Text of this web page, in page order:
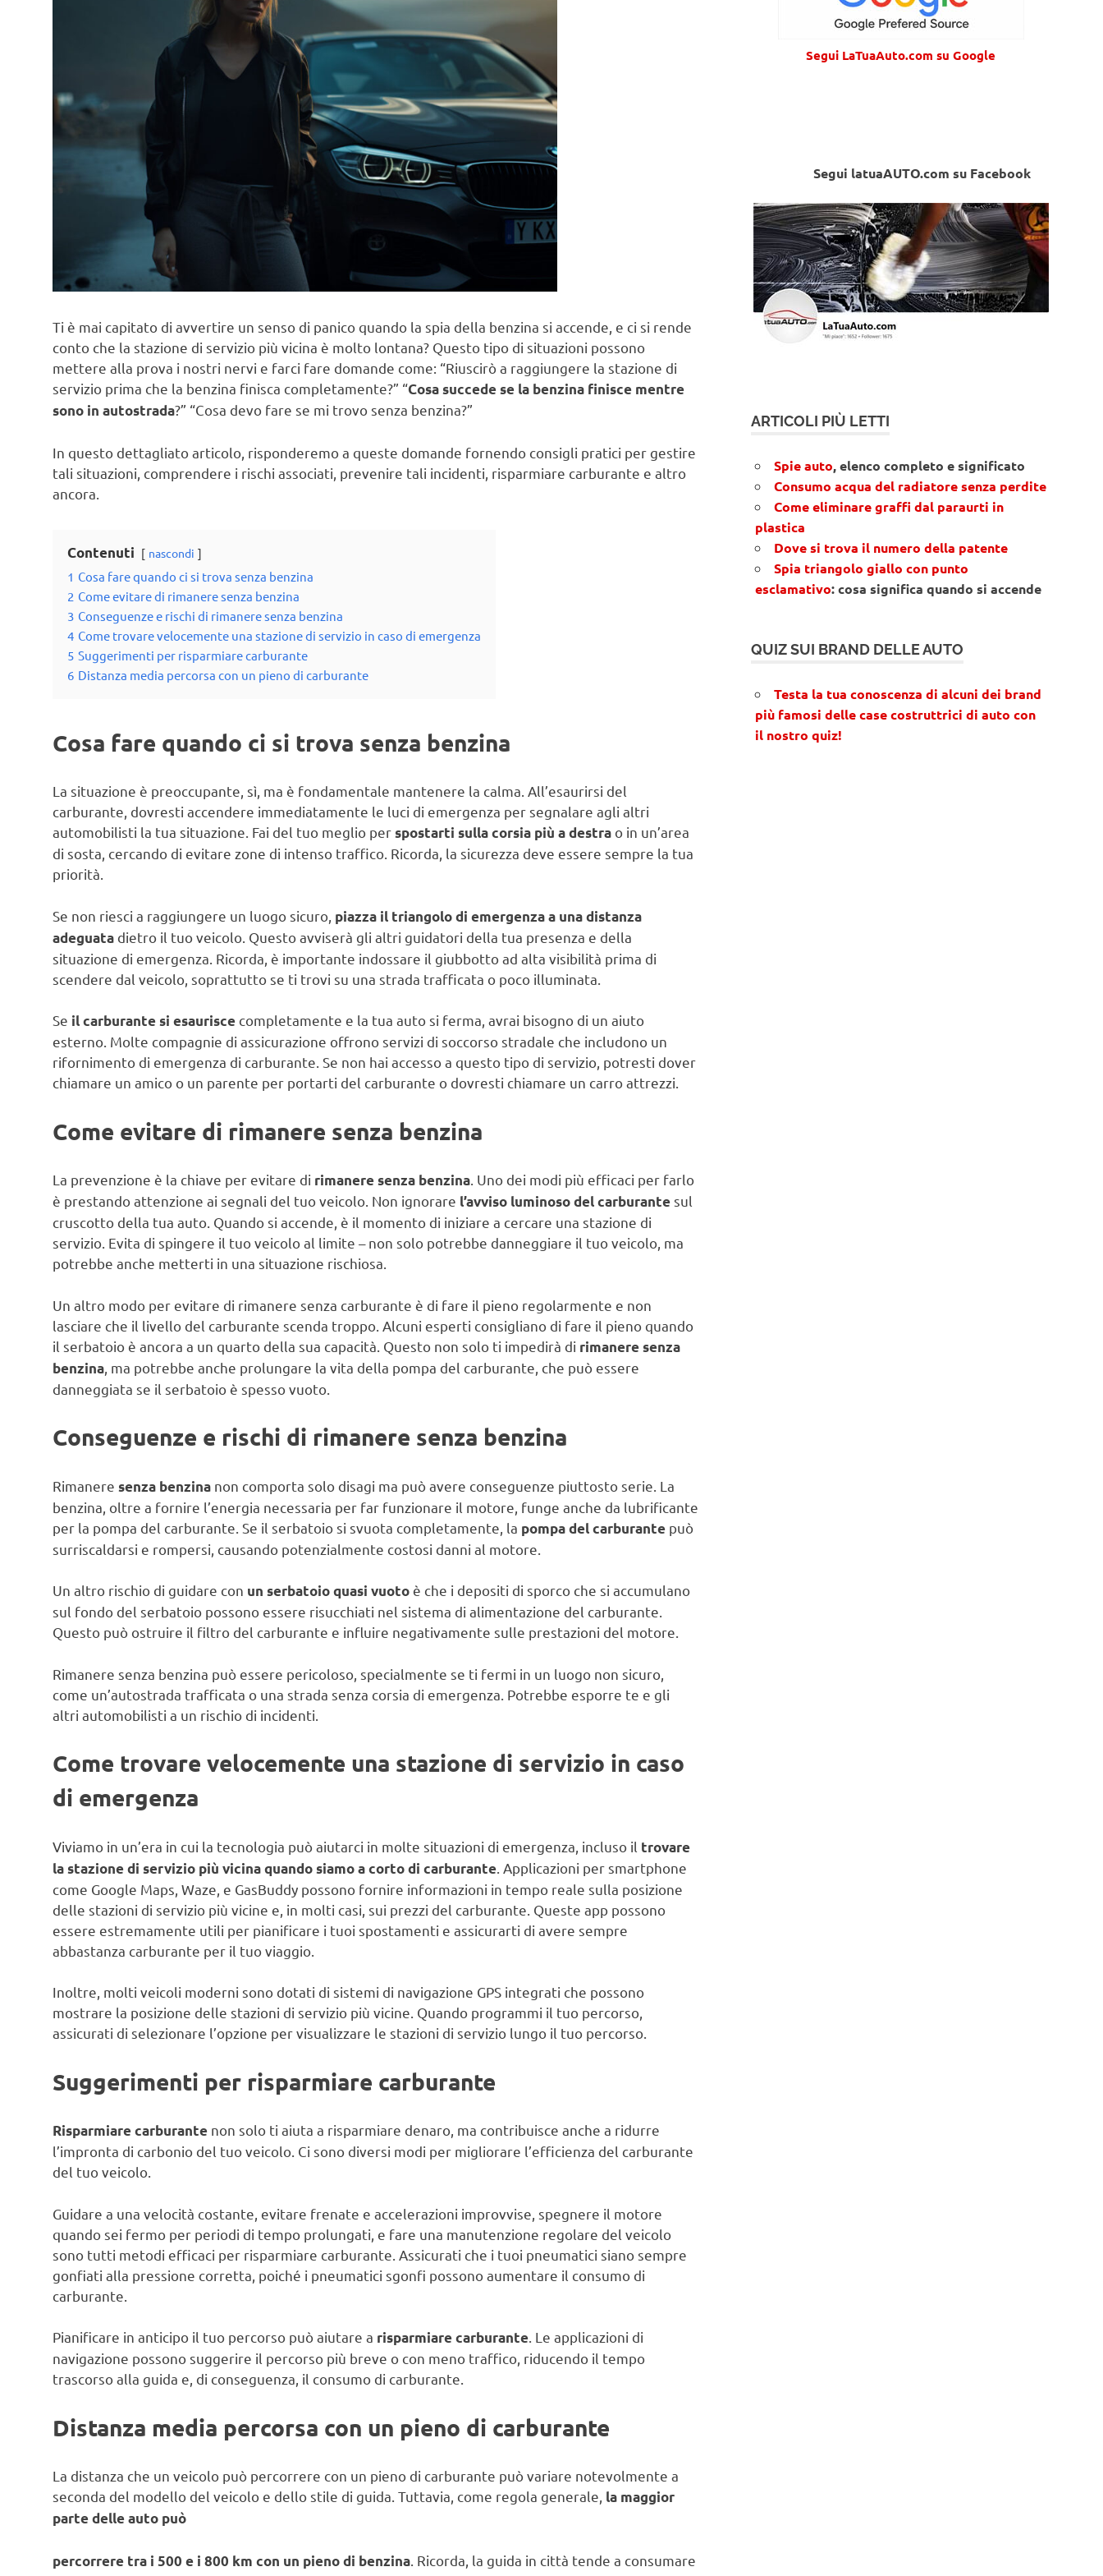
Ti è mai capitato di avvertire un senso di panico quando la spia della benzina si accende, e ci si rende
conto che la stazione di servizio più vicina è molto lontana? Questo tipo di situazioni possono
mettere alla prova i nostri nervi e farci fare domande come: “Riuscirò a raggiungere la stazione di
servizio prima che la benzina finisca completamente?” “Cosa succede se la benzina finisce mentre
sono in autostrada?” “Cosa devo fare se mi trovo senza benzina?”
In questo dettagliato articolo, risponderemo a queste domande fornendo consigli pratici per gestire
tali situazioni, comprendere i rischi associati, prevenire tali incidenti, risparmiare carburante e altro
ancora.
Contenuti nascondi
1 Cosa fare quando ci si trova senza benzina
2 Come evitare di rimanere senza benzina
3 Conseguenze e rischi di rimanere senza benzina
4 Come trovare velocemente una stazione di servizio in caso di emergenza
5 Suggerimenti per risparmiare carburante
6 Distanza media percorsa con un pieno di carburante
Cosa fare quando ci si trova senza benzina
La situazione è preoccupante, sì, ma è fondamentale mantenere la calma. All’esaurirsi del
carburante, dovresti accendere immediatamente le luci di emergenza per segnalare agli altri
automobilisti la tua situazione. Fai del tuo meglio perspostarti sulla corsia più a destra o in un’area
di sosta, cercando di evitare zone di intenso traffico. Ricorda, la sicurezza deve essere sempre la tua
priorità.
Se non riesci a raggiungere un luogo sicuro, piazza il triangolo di emergenza a una distanza
adeguata dietro il tuo veicolo. Questo avviserà gli altri guidatori della tua presenza e della
situazione di emergenza. Ricorda, è importante indossare il giubbotto ad alta visibilità prima di
scendere dal veicolo, soprattutto se ti trovi su una strada trafficata o poco illuminata.
Se il carburante si esaurisce completamente e la tua auto si ferma, avrai bisogno di un aiuto
esterno. Molte compagnie di assicurazione offrono servizi di soccorso stradale che includono un
rifornimento di emergenza di carburante. Se non hai accesso a questo tipo di servizio, potresti dover
chiamare un amico o un parente per portarti del carburante o dovresti chiamare un carro attrezzi.
Come evitare di rimanere senza benzina
La prevenzione è la chiave per evitare di rimanere senza benzina. Uno dei modi più efficaci per farlo
è prestando attenzione ai segnali del tuo veicolo. Non ignorare l’avviso luminoso del carburante sul
cruscotto della tua auto. Quando si accende, è il momento di iniziare a cercare una stazione di
servizio. Evita di spingere il tuo veicolo al limite – non solo potrebbe danneggiare il tuo veicolo, ma
potrebbe anche metterti in una situazione rischiosa.
Un altro modo per evitare di rimanere senza carburante è di fare il pieno regolarmente e non
lasciare che il livello del carburante scenda troppo. Alcuni esperti consigliano di fare il pieno quando
il serbatoio è ancora a un quarto della sua capacità. Questo non solo ti impedirà di rimanere senza
benzina , ma potrebbe anche prolungare la vita della pompa del carburante, che può essere
danneggiata se il serbatoio è spesso vuoto.
Conseguenze e rischi di rimanere senza benzina
Rimanere senza benzina non comporta solo disagi ma può avere conseguenze piuttosto serie. La
benzina, oltre a fornire l’energia necessaria per far funzionare il motore, funge anche da lubrificante
per la pompa del carburante. Se il serbatoio si svuota completamente, la pompa del carburante può
surriscaldarsi e rompersi, causando potenzialmente costosi danni al motore.
Un altro rischio di guidare con un serbatoio quasi vuoto è che i depositi di sporco che si accumulano
sul fondo del serbatoio possono essere risucchiati nel sistema di alimentazione del carburante.
Questo può ostruire il filtro del carburante e influire negativamente sulle prestazioni del motore.
Rimanere senza benzina può essere pericoloso, specialmente se ti fermi in un luogo non sicuro,
come un’autostrada trafficata o una strada senza corsia di emergenza. Potrebbe esporre te e gli
altri automobilisti a un rischio di incidenti.
Come trovare velocemente una stazione di servizio in caso
di emergenza
Viviamo in un’era in cui la tecnologia può aiutarci in molte situazioni di emergenza, incluso il trovare
la stazione di servizio più vicina quando siamo a corto di carburante . Applicazioni per smartphone
come Google Maps, Waze, e GasBuddy possono fornire informazioni in tempo reale sulla posizione
delle stazioni di servizio più vicine e, in molti casi, sui prezzi del carburante. Queste app possono
essere estremamente utili per pianificare i tuoi spostamenti e assicurarti di avere sempre
abbastanza carburante per il tuo viaggio.
Inoltre, molti veicoli moderni sono dotati di sistemi di navigazione GPS integrati che possono
mostrare la posizione delle stazioni di servizio più vicine. Quando programmi il tuo percorso,
assicurati di selezionare l’opzione per visualizzare le stazioni di servizio lungo il tuo percorso.
Suggerimenti per risparmiare carburante
Risparmiare carburante non solo ti aiuta a risparmiare denaro, ma contribuisce anche a ridurre
l’impronta di carbonio del tuo veicolo. Ci sono diversi modi per migliorare l’efficienza del carburante
del tuo veicolo.
Guidare a una velocità costante, evitare frenate e accelerazioni improvvise, spegnere il motore
quando sei fermo per periodi di tempo prolungati, e fare una manutenzione regolare del veicolo
sono tutti metodi efficaci per risparmiare carburante. Assicurati che i tuoi pneumatici siano sempre
gonfiati alla pressione corretta, poiché i pneumatici sgonfi possono aumentare il consumo di
carburante.
Pianificare in anticipo il tuo percorso può aiutare a risparmiare carburante. Le applicazioni di
navigazione possono suggerire il percorso più breve o con meno traffico, riducendo il tempo
trascorso alla guida e, di conseguenza, il consumo di carburante.
Distanza media percorsa con un pieno di carburante
La distanza che un veicolo può percorrere con un pieno di carburante può variare notevolmente a
seconda del modello del veicolo e dello stile di guida. Tuttavia, come regola generale, la maggior
parte delle auto può
percorrere tra i 500 e i 800 km con un pieno di benzina . Ricorda, la guida in città tende a consumare
Segui LaTuaAuto.com su Google
Segui latuaAUTO.com su Facebook
ARTICOLI PIÙ LETTI
Spie auto, elenco completo e significato
Consumo acqua del radiatore senza perdite
Come eliminare graffi dal paraurti in
plastica
Dove si trova il numero della patente
Spia triangolo giallo con punto
esclamativo: cosa significa quando si accende
QUIZ SUI BRAND DELLE AUTO
Testa la tua conoscenza di alcuni dei brand
più famosi delle case costruttrici di auto con
il nostro quiz!